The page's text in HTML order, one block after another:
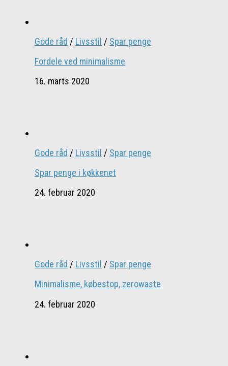
Gode råd / Livsstil / Spar penge
Fordele ved minimalisme
16. marts 2020
Gode råd / Livsstil / Spar penge
Spar penge i køkkenet
24. februar 2020
Gode råd / Livsstil / Spar penge
Minimalisme, købestop, zerowaste
24. februar 2020